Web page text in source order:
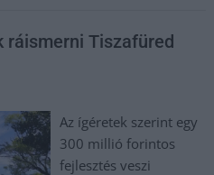
ráismerni Tiszafüred
Az ígéretek szerint egy
300 millió forintos
fejlesztés veszi